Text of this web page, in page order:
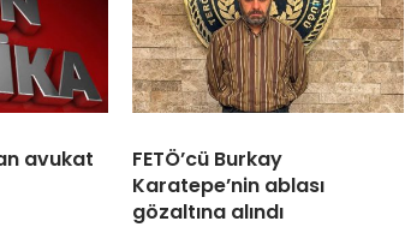
avukat
FETÖ’cü Burkay
Karatepe’nin ablası
gözaltına alındı